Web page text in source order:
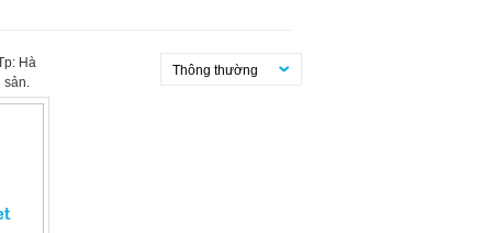
Hà
sản.
Thông thường